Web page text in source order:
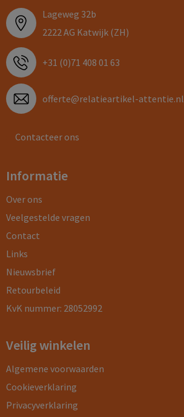
Lageweg 32b
2222 AG Katwijk (ZH)
+31 (0)71 408 01 63
offerte@relatieartikel-attentie.nl
Contacteer ons
Informatie
Over ons
Veelgestelde vragen
Contact
Links
Nieuwsbrief
Retourbeleid
KvK nummer: 28052992
Veilig winkelen
Algemene voorwaarden
Cookieverklaring
Privacyverklaring